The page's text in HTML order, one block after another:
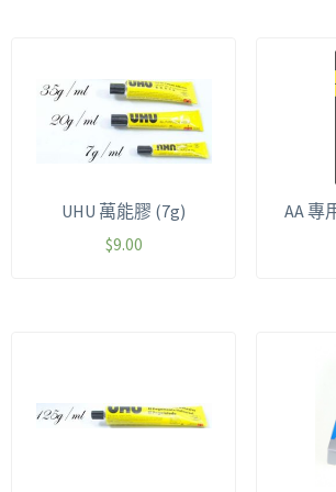
UHU 萬能膠 (7g)
$9.00
AA 專